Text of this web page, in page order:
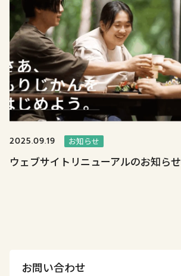
2025.09.19 お知らせ
ウェブサイトリニューアルのお知らせ
お問い合わせ